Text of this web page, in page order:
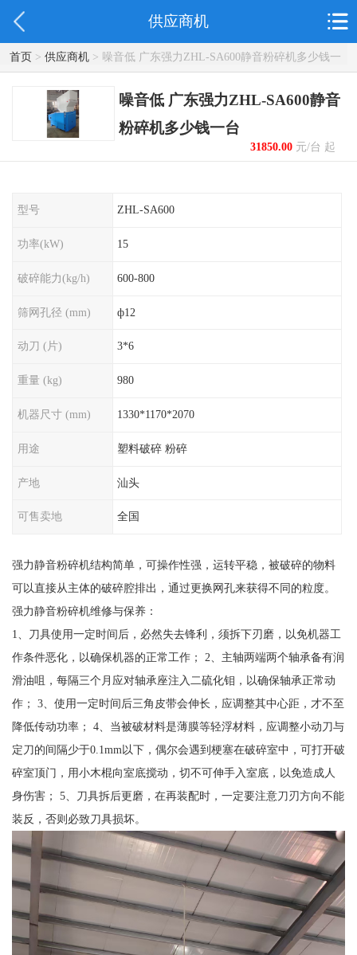
供应商机
首页> 供应商机> 噪音低 广东强力ZHL-SA600静音粉碎机多少钱一
台
噪音低 广东强力ZHL-SA600静音
粉碎机多少钱一台
31850.00元/台 起
型号 ZHL-SA600
功率(kW) 15
破碎能力(kg/h) 600-800
筛网孔径 (mm) ф12
动刀 (片) 3*6
重量 (kg) 980
机器尺寸 (mm) 1330*1170*2070
用途 塑料破碎 粉碎
产地 汕头
可售卖地 全国
强力静音粉碎机结构简单，可操作性强，运转平稳，被破碎的物料
可以直接从主体的破碎腔排出，通过更换网孔来获得不同的粒度。
强力静音粉碎机维修与保养：
1、刀具使用一定时间后，必然失去锋利，须拆下刃磨，以免机器工
作条件恶化，以确保机器的正常工作； 2、主轴两端两个轴承备有润
滑油咀，每隔三个月应对轴承座注入二硫化钼，以确保轴承正常动
作； 3、使用一定时间后三角皮带会伸长，应调整其中心距，才不至
降低传动功率； 4、当被破材料是薄膜等轻浮材料，应调整小动刀与
定刀的间隔少于0.1mm以下，偶尔会遇到梗塞在破碎室中，可打开破
碎室顶门，用小木棍向室底搅动，切不可伸手入室底，以免造成人
身伤害； 5、刀具拆后更磨，在再装配时，一定要注意刀刃方向不能
装反，否则必致刀具损坏。